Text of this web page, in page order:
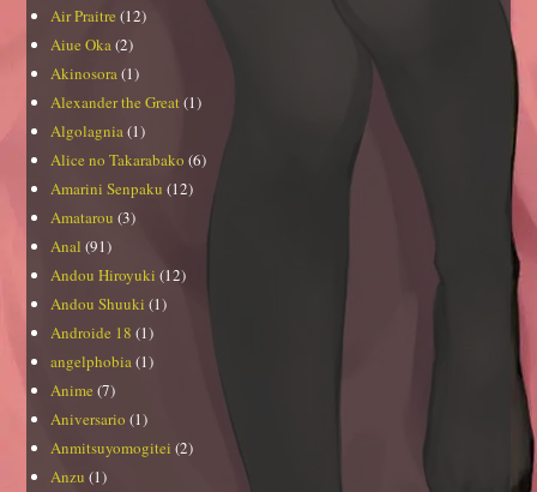
Air Praitre (12)
Aiue Oka (2)
Akinosora (1)
Alexander the Great (1)
Algolagnia (1)
Alice no Takarabako (6)
Amarini Senpaku (12)
Amatarou (3)
Anal (91)
Andou Hiroyuki (12)
Andou Shuuki (1)
Androide 18 (1)
angelphobia (1)
Anime (7)
Aniversario (1)
Anmitsuyomogitei (2)
Anzu (1)